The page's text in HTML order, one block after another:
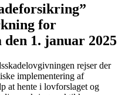
for
1. januar 2025
rejser der
implementering af
at hente i lovforslaget og